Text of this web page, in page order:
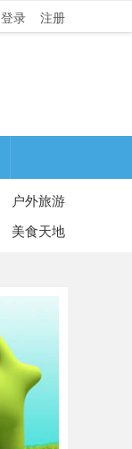
登录 注册
户外旅游
美食天地